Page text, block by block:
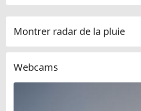
Montrer radar de la pluie
Webcams